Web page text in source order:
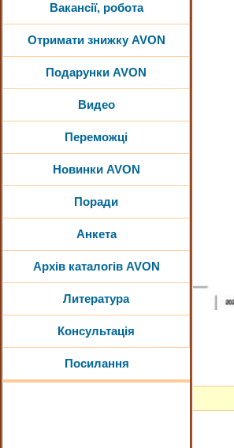
Вакансії, робота
Отримати знижку AVON
Подарунки AVON
Видео
Переможці
Новинки AVON
Поради
Анкета
Архів каталогів AVON
Литература
Консультація
Посилання